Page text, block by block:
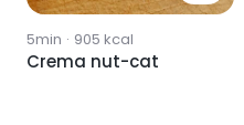
5min · 905 kcal
Crema nut-cat